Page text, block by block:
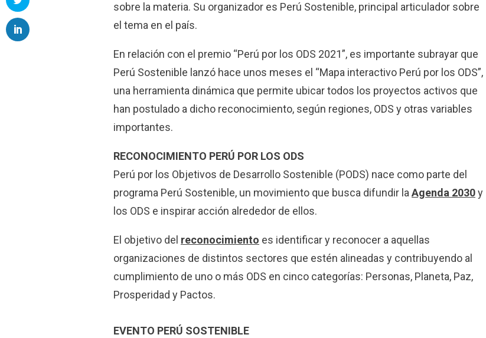
sobre la materia. Su organizador es Perú Sostenible, principal articulador sobre
el tema en el país.
En relación con el premio “Perú por los ODS 2021”, es importante subrayar que
Perú Sostenible lanzó hace unos meses el “Mapa interactivo Perú por los ODS”,
una herramienta dinámica que permite ubicar todos los proyectos activos que
han postulado a dicho reconocimiento, según regiones, ODS y otras variables
importantes.
RECONOCIMIENTO PERÚ POR LOS ODS
Perú por los Objetivos de Desarrollo Sostenible (PODS) nace como parte del
programa Perú Sostenible, un movimiento que busca difundir laAgenda 2030y
los ODS e inspirar acción alrededor de ellos.
El objetivo del reconocimiento es identificar y reconocer a aquellas
organizaciones de distintos sectores que estén alineadas y contribuyendo al
cumplimiento de uno o más ODS en cinco categorías: Personas, Planeta, Paz,
Prosperidad y Pactos.
EVENTO PERÚ SOSTENIBLE